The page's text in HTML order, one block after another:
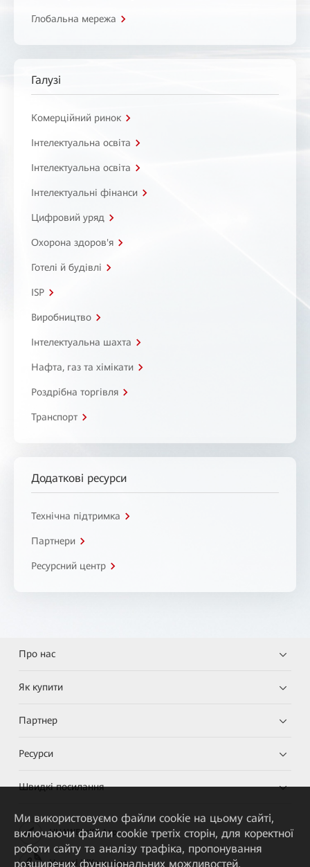
Глобальна мережа
Галузі
Комерційний ринок
Інтелектуальна освіта
Інтелектуальна освіта
Інтелектуальні фінанси
Цифровий уряд
Охорона здоров'я
Готелі й будівлі
ISP
Виробництво
Інтелектуальна шахта
Нафта, газ та хімікати
Роздрібна торгівля
Транспорт
Додаткові ресурси
Технічна підтримка
Партнери
Ресурсний центр
Про нас
Як купити
Партнер
Ресурси
Швидкі посилання
HUAWEI eKit App
Huawei HiKnow App
Ми використовуємо файли cookie на цьому сайті,
включаючи файли cookie третіх сторін, для коректної
роботи сайту та аналізу трафіка, пропонування
розширених функціональних можливостей,